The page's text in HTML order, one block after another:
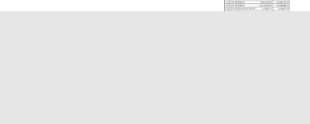
2026-08-05 23:00:03